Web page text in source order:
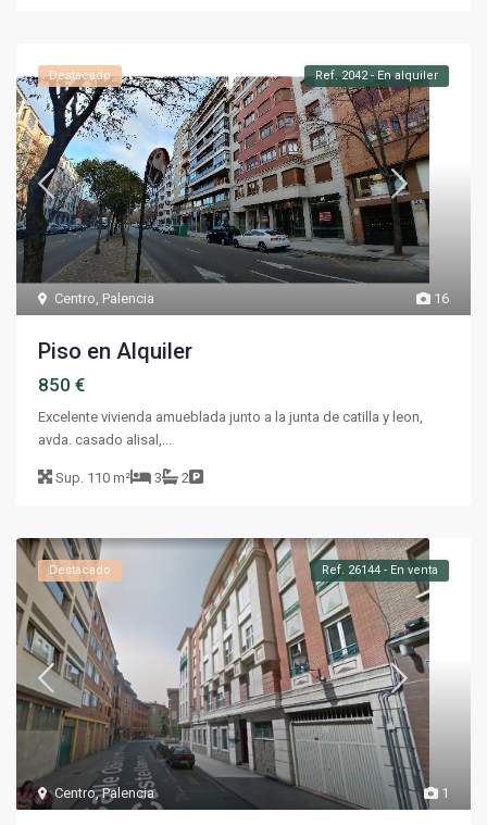
16
Centro, Palencia
Destacado Ref. 2042 - En alquiler
Piso en Alquiler
850 €
Excelente vivienda amueblada junto a la junta de catilla y leon,
avda. casado alisal,...
Sup. 110 m² 3 2
1
Centro,Palencia
Destacado Ref. 26144 - En venta